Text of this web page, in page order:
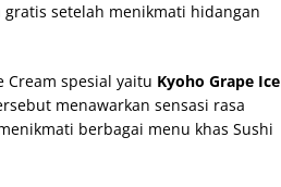
setelah menikmati hidangan
spesial yaitu Kyoho Grape Ice
menawarkan sensasi rasa
berbagai menu khas Sushi